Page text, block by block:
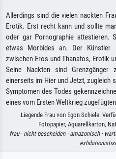
Allerdings sind die vielen nackten
Erotik. Erst recht kann und sollte
oder gar Pornographie attestieren.
etwas Morbides an. Der
zwischen Eros und Thanatos, Erotik
Seine Nackten sind Grenzgänger
einerseits im Hier und Jetzt, zugleich
Symptomen des Todes
eines vom Ersten Weltkrieg
Liegende Frau von Egon Schiele.
Fotopapier, Aquarellkarton,
frau · nicht bescheiden · amazonisch ·